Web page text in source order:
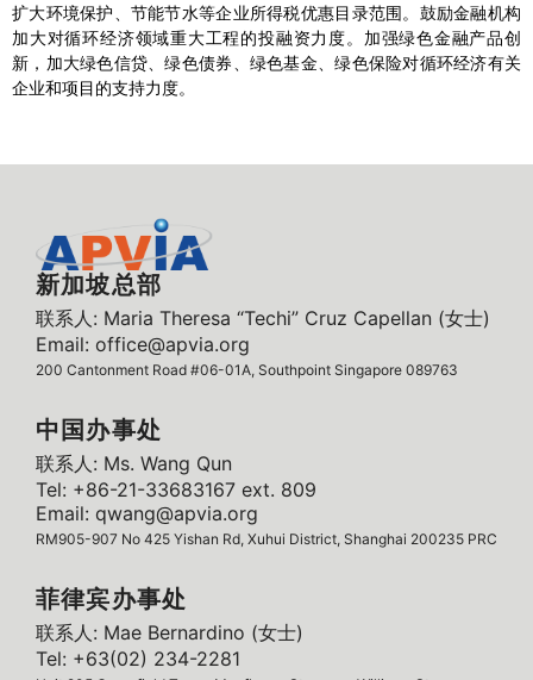
扩大环境保护、节能节水等企业所得税优惠目录范围。鼓励金融机构
加大对循环经济领域重大工程的投融资力度。加强绿色金融产品创
新，加大绿色信贷、绿色债券、绿色基金、绿色保险对循环经济有关
企业和项目的支持力度。
新加坡总部
联系人: Maria Theresa “Techi” Cruz Capellan (女士)
Email: office@apvia.org
200 Cantonment Road #06-01A, Southpoint Singapore 089763
中国办事处
联系人: Ms. Wang Qun
Tel: +86-21-33683167 ext. 809
Email: qwang@apvia.org
RM905-907 No 425 Yishan Rd, Xuhui District, Shanghai 200235 PRC
菲律宾办事处
联系人: Mae Bernardino (女士)
Tel: +63(02) 234-2281